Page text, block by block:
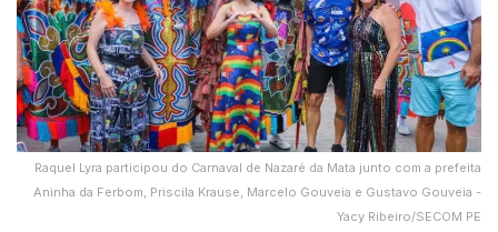
Raquel Lyra participou do Carnaval de Nazaré da Mata junto com a prefeita
Aninha da Ferbom, Priscila Krause, Marcelo Gouveia e Gustavo Gouveia -
Yacy Ribeiro/SECOM PE